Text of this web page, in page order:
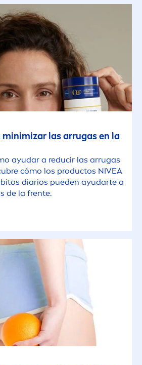
las arrugas en la
ayudar a reducir las arrugas
cómo los productos NIVEA
diarios pueden ayudarte a
de la frente.